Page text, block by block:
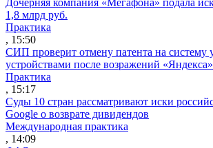
1,8 млрд руб.
Практика
, 15:50
СИП проверит отмену патента на систему
устройствами после возражений «Яндекса»
Практика
, 15:17
Суды 10 стран рассматривают иски
Google о возврате дивидендов
Международная практика
, 14:09